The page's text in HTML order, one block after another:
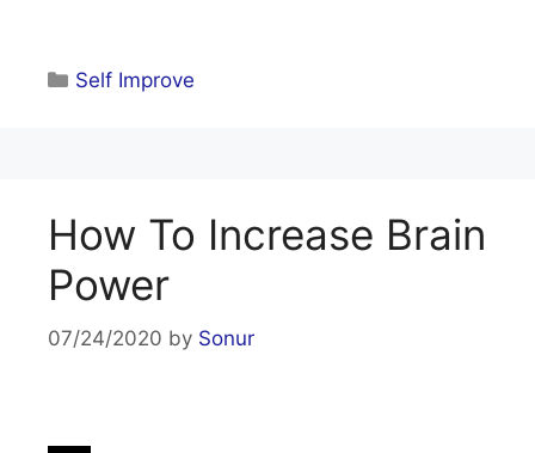
Categories
Self Improve
How To Increase Brain
Power
07/24/2020 by Sonur